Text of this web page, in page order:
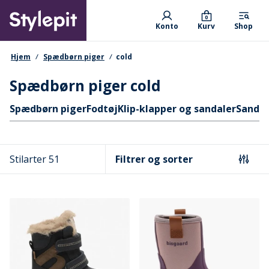
main
content
Primary departments
Konto Kurv
0
Shop
navigationssti
Hjem Spædbørn piger cold
Spædbørn piger cold
Hurtige links
Spædbørn pigerFodtøjKlip-klapper og sandaler
Stilarter 51 Filtrer og sorter